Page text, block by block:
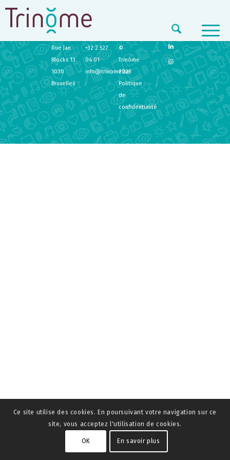
TRINÔME
Rue Jan
Blockx 13
1030
Bruxelles
+32 2 527
04 01
info@trinome.be
©
Trinôme
2023
Politique
de
confidentialité
Ce site utilise des cookies. En poursuivant votre navigation sur ce
site, vous acceptez l'utilisation de cookies.
OK En savoir plus